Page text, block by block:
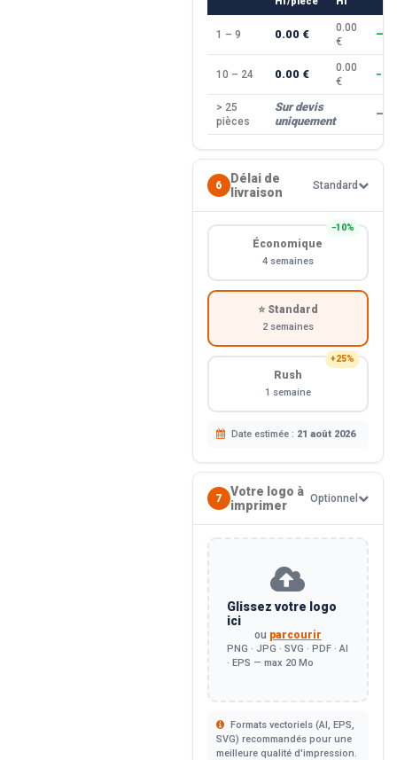
1 – 9 0.00 €
0.00
€
—
10 – 24 0.00 €
0.00
€
> 25
pièces
Sur devis
uniquement
—
6
Délai de
livraison
Standard
−10%
Économique
4 semaines
⭐ Standard
2 semaines
+25%
Rush
1 semaine
Date estimée : 21 août 2026
7
Votre logo à
imprimer
Optionnel
Glissez votre logo
ici
ou parcourir
PNG · JPG · SVG · PDF · AI
· EPS — max 20 Mo
Formats vectoriels (AI, EPS,
SVG) recommandés pour une
meilleure qualité d'impression.